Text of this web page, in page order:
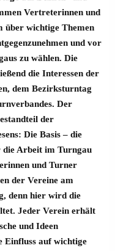
Vertreterinnen und
über wichtige Themen
und vor
zu wählen. Die
die Interessen der
dem Bezirksturntag
Der
der
Die Basis – die
Arbeit im Turngau
und Turner
der Vereine am
denn hier wird die
Jeder Verein erhält
und Ideen
Einfluss auf wichtige